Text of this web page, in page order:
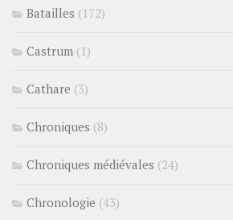
Batailles (172)
Castrum (1)
Cathare (3)
Chroniques (8)
Chroniques médiévales (24)
Chronologie (43)